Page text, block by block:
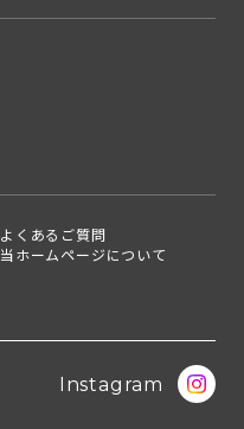
よくあるご質問
当ホームページについて
Instagram